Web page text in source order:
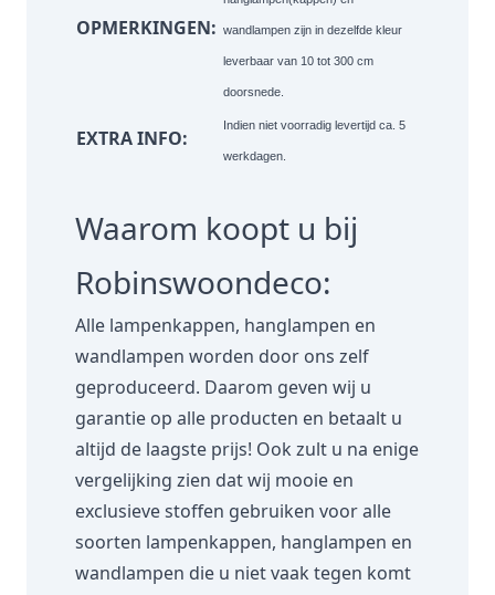
OPMERKINGEN: wandlampen zijn in dezelfde kleur
leverbaar van 10 tot 300 cm
doorsnede.
EXTRA INFO:
Indien niet voorradig levertijd ca. 5
werkdagen.
Waarom koopt u bij
Robinswoondeco:
Alle lampenkappen, hanglampen en
wandlampen worden door ons zelf
geproduceerd. Daarom geven wij u
garantie op alle producten en betaalt u
altijd de laagste prijs! Ook zult u na enige
vergelijking zien dat wij mooie en
exclusieve stoffen gebruiken voor alle
soorten lampenkappen, hanglampen en
wandlampen die u niet vaak tegen komt